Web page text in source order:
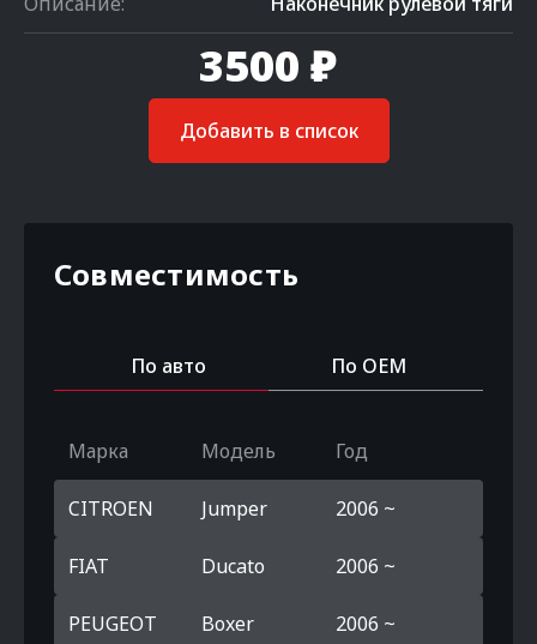
3500 ₽
Добавить в список
Совместимость
По авто По OEM
Марка Модель Год
CITROEN Jumper 2006 ~
FIAT Ducato 2006 ~
PEUGEOT Boxer 2006 ~